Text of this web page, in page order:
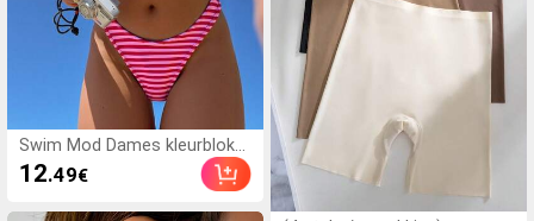
Swim Mod Dames kleurblok
gestreept halternek mode
zomer bikini badpak
12.49€